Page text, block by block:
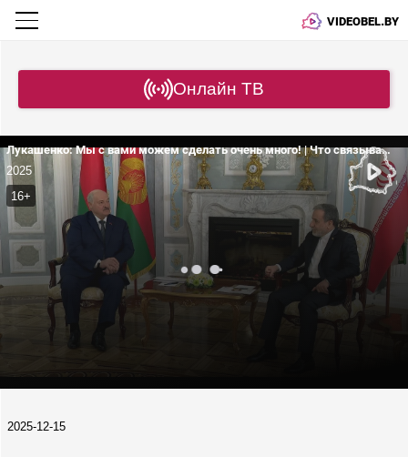
VIDEOBEL.BY
Онлайн ТВ
Лукашенко: Мы с вами можем сделать очень много! | Что связывает Беларусь и Иран?
2025
16+
2025-12-15